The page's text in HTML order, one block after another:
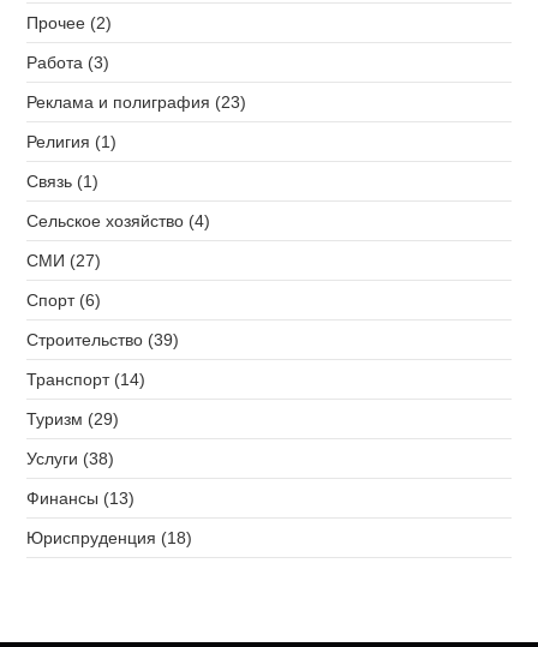
Прочее (2)
Работа (3)
Реклама и полиграфия (23)
Религия (1)
Связь (1)
Сельское хозяйство (4)
СМИ (27)
Спорт (6)
Строительство (39)
Транспорт (14)
Туризм (29)
Услуги (38)
Финансы (13)
Юриспруденция (18)